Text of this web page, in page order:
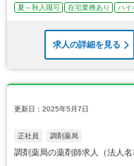
夏～秋入職可
在宅業務あり ハイ
求人の詳細を見る
更新日：2025年5月7日
正社員 調剤薬局
調剤薬局の薬剤師求人（法人